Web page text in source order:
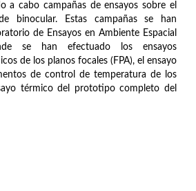
a cabo campañas de ensayos sobre el
binocular. Estas campañas se han
de Ensayos en Ambiente Espacial
se han efectuado los ensayos
de los planos focales (FPA), el ensayo
de control de temperatura de los
térmico del prototipo completo del